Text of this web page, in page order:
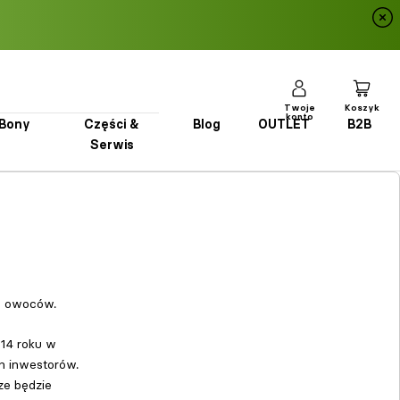
Bony
Części &
Serwis
Blog OUTLET B2B
Twoje
konto
Koszyk
owoców.
roku w
inwestorów.
będzie